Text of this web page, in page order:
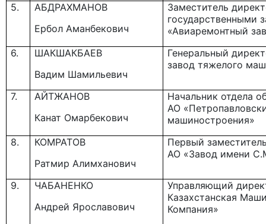
5.
АБДРАХМАНОВ
Ербол Аманбекович
Заместитель
государственными
«Авиаремонтный
6.
ШАКШАКБАЕВ
Вадим Шамильевич
Генеральный
завод тяжелого
7.
АЙТЖАНОВ
Канат Омарбекович
Начальник отдела
АО
машиностроения»
8.
КОМРАТОВ
Ратмир Алимханович
Первый
АО «Завод имени
9.
ЧАБАНЕНКО
Андрей Ярославович
Управляющий
Казахстанская
Компания»